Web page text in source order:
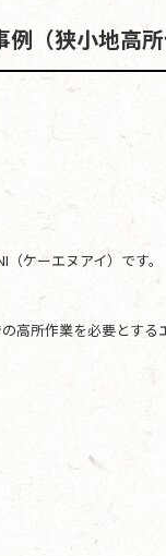
（狭小地高所
ケーエヌアイ）です。
高所作業を必要とす